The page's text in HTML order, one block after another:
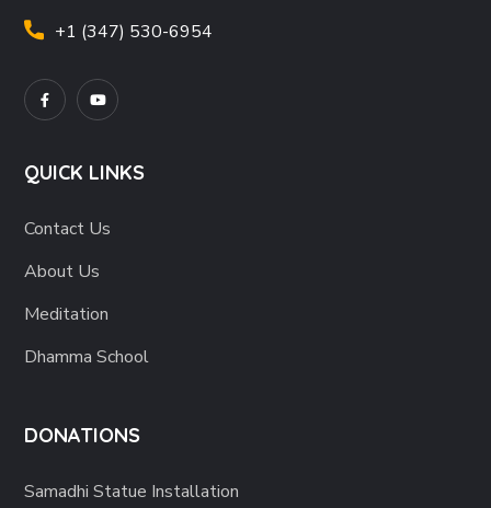
+1 (347) 530-6954
QUICK LINKS
Contact Us
About Us
Meditation
Dhamma School
DONATIONS
Samadhi Statue Installation